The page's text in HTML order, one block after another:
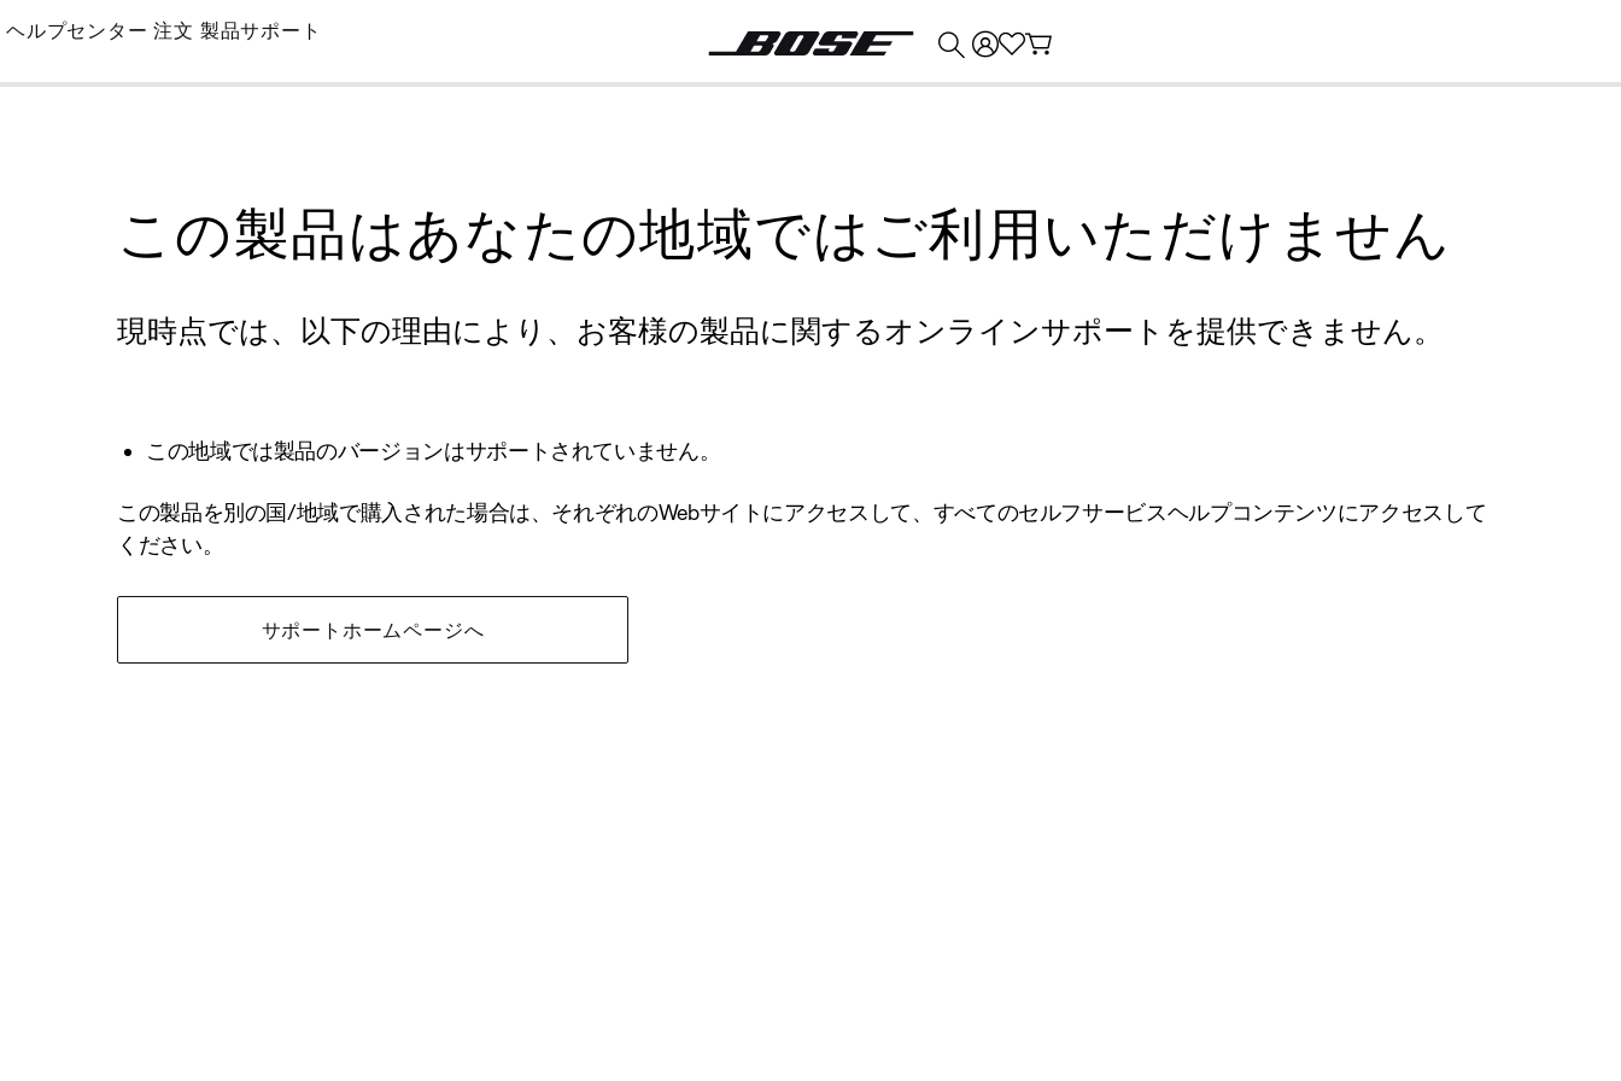
Skip
Main
ヘルプセンター 注文 製品サポート
この製品はあなたの地域ではご利用いただけません
現時点では、以下の理由により、お客様の製品に関するオンラインサポートを提供できません。
この地域では製品のバージョンはサポートされていません。
この製品を別の国/地域で購入された場合は、それぞれのWebサイトにアクセスして、すべてのセルフサービスヘルプコンテンツにアクセスして
ください。
サポートホームページへ